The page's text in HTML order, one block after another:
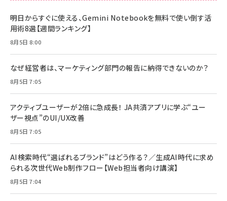
明日からすぐに使える、Gemini Notebookを無料で使い倒す活
用術8選【週間ランキング】
8月5日 8:00
なぜ経営者は、マーケティング部門の報告に納得できないのか？
8月5日 7:05
アクティブユーザーが2倍に急成長！ JA共済アプリに学ぶ“ユー
ザー視点”のUI/UX改善
8月5日 7:05
AI検索時代“選ばれるブランド”はどう作る？／生成AI時代に求め
られる次世代Web制作フロー【Web担当者向け講演】
8月5日 7:04